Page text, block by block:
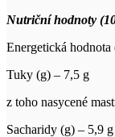
Nutriční hodnoty
Energetická
Tuky (g) – 7,5 g
z toho nasycené
Sacharidy (g) – 5,9 g